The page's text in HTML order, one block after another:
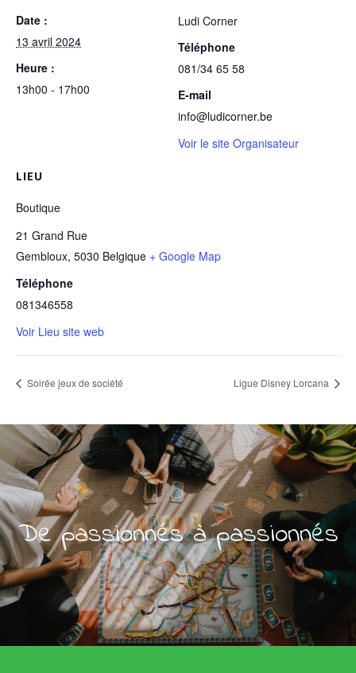
Date :
13 avril 2024
Heure :
13h00 - 17h00
LIEU
Boutique
21 Grand Rue
Gembloux, 5030 Belgique + Google Map
Téléphone
081346558
Voir Lieu site web
Ludi Corner
Téléphone
081/34 65 58
E-mail
info@ludicorner.be
Voir le site Organisateur
Soirée jeux de société Ligue Disney Lorcana
De passionnés à passionnés